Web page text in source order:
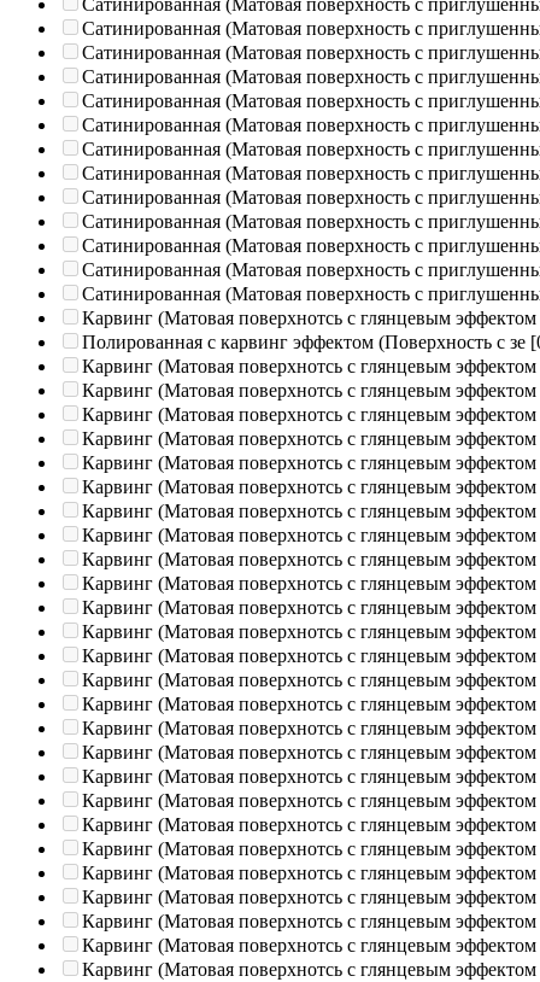
Сатинированная (Матовая поверхность с
Сатинированная (Матовая поверхность с
Сатинированная (Матовая поверхность с
Сатинированная (Матовая поверхность с
Сатинированная (Матовая поверхность с
Сатинированная (Матовая поверхность с
Сатинированная (Матовая поверхность с
Сатинированная (Матовая поверхность с
Сатинированная (Матовая поверхность с
Сатинированная (Матовая поверхность с
Сатинированная (Матовая поверхность с
Сатинированная (Матовая поверхность с
Сатинированная (Матовая поверхность с
Карвинг (Матовая поверхнотсь с глянцевым эффектом
Полированная c карвинг эффектом (Поверхность с зе
Карвинг (Матовая поверхнотсь с глянцевым эффектом
Карвинг (Матовая поверхнотсь с глянцевым эффектом
Карвинг (Матовая поверхнотсь с глянцевым эффектом
Карвинг (Матовая поверхнотсь с глянцевым эффектом
Карвинг (Матовая поверхнотсь с глянцевым эффектом
Карвинг (Матовая поверхнотсь с глянцевым эффектом
Карвинг (Матовая поверхнотсь с глянцевым эффектом
Карвинг (Матовая поверхнотсь с глянцевым эффектом
Карвинг (Матовая поверхнотсь с глянцевым эффектом
Карвинг (Матовая поверхнотсь с глянцевым эффектом
Карвинг (Матовая поверхнотсь с глянцевым эффектом
Карвинг (Матовая поверхнотсь с глянцевым эффектом
Карвинг (Матовая поверхнотсь с глянцевым эффектом
Карвинг (Матовая поверхнотсь с глянцевым эффектом
Карвинг (Матовая поверхнотсь с глянцевым эффектом
Карвинг (Матовая поверхнотсь с глянцевым эффектом
Карвинг (Матовая поверхнотсь с глянцевым эффектом
Карвинг (Матовая поверхнотсь с глянцевым эффектом
Карвинг (Матовая поверхнотсь с глянцевым эффектом
Карвинг (Матовая поверхнотсь с глянцевым эффектом
Карвинг (Матовая поверхнотсь с глянцевым эффектом
Карвинг (Матовая поверхнотсь с глянцевым эффектом
Карвинг (Матовая поверхнотсь с глянцевым эффектом
Карвинг (Матовая поверхнотсь с глянцевым эффектом
Карвинг (Матовая поверхнотсь с глянцевым эффектом
Карвинг (Матовая поверхнотсь с глянцевым эффектом